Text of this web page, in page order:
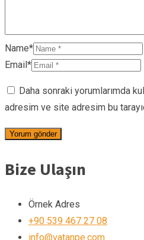
Name*
Email*
Daha sonraki yorumlarımda
adresim ve site adresim bu
Bize Ulaşın
Örnek Adres
+90 539 467 27 08
info@vatanpe.com